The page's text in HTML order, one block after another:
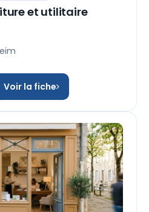
et utilitaire
Voir la fiche